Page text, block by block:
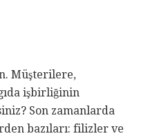
Müşterilere,
işbirliğinin
Son zamanlarda
bazıları: filizler ve